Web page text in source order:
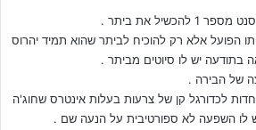
המועדון מזה מספר שנים וזה הכישלונות
להכשיל את ביתר .
הפועל אלא רק להוכיח לביתר שהוא תמיד יהרוס
בתודעה יש לו סיוטים מביתר .
של הבירה .
לכדורגל קן של צרעות בעלות אינטרס שחוג'ה
לו השפעה לא ספורטיבית על הנעה שם .